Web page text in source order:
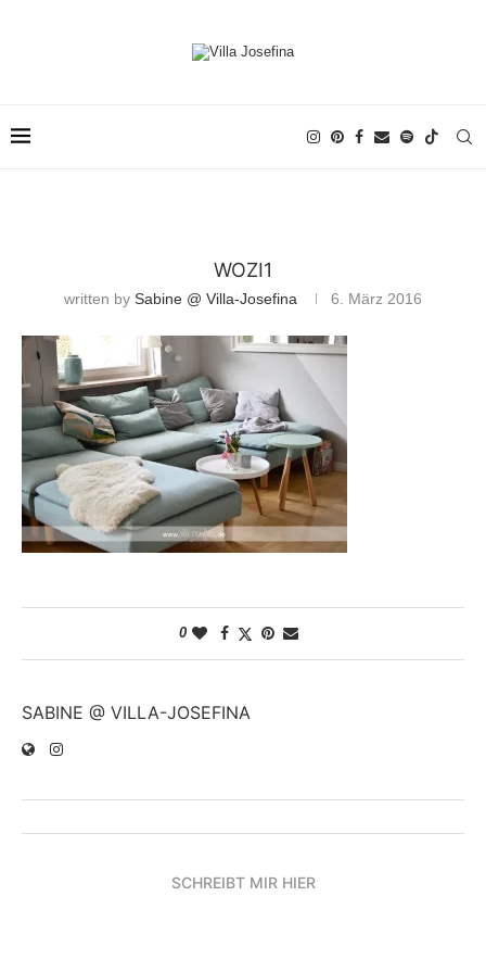
WOZI1
written by Sabine @ Villa-Josefina 6. März 2016
0
SABINE @ VILLA-JOSEFINA
SCHREIBT MIR HIER